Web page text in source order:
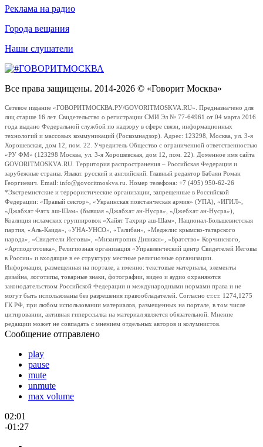
Реклама на радио
Города вещания
Наши слушатели
Все права защищены. 2014-2026 © «Говорит Москва»
Сетевое издание «ГОВОРИТМОСКВА.РУ/GOVORITMOSKVA.RU». Предназначено для
лиц старше 16 лет. Свидетельство о регистрации СМИ Эл № 77-64961 от 04 марта 2016
года выдано Федеральной службой по надзору в сфере связи, информационных
технологий и массовых коммуникаций (Роскомнадзор). Адрес: 123298, Москва, ул. 3-я
Хорошевская, дом 12, пом. 22. Учредитель Общество с ограниченной ответственностью
«РУ ФМ» (123298 Москва, ул. 3-я Хорошевская, дом 12, пом. 22). Доменное имя сайта
GOVORITMOSKVA.RU. Территория распространения – Российская Федерация и
зарубежные страны. Языки: русский и английский. Главный редактор Бабаян Роман
Георгиевич. Email: info@govoritmoskva.ru. Номер телефона: +7 (495) 950-62-26
*Экстремистские и террористические организации, запрещенные в Российской
Федерации: «Правый сектор», «Украинская повстанческая армия» (УПА), «ИГИЛ»,
«Джабхат Фатх аш-Шам» (бывшая «Джабхат ан-Нусра», «Джебхат ан-Нусра»),
Коалиция исламских группировок «Хайят Тахрир аш-Шам», Национал-Большевистская
партия, «Аль-Каида», «УНА-УНСО», «Талибан», «Меджлис крымско-татарского
народа», «Свидетели Иеговы», «Мизантропик Дивижн», «Братство» Корчинского,
«Артподготовка», Религиозная организация «Управленческий центр Свидетелей Иеговы
в России» и входящие в ее структуру местные религиозные организации.
Информация, размещенная на портале, а именно: текстовые материалы, элементы
дизайна, логотипы, товарные знаки, фотографии, видео и аудио охраняются
законодательством Российской Федерации и международными нормами права и не
могут быть использованы без разрешения правообладателей. Согласно ст.ст. 1274,1275
ГК РФ, при любом использовании материалов, размещенных на портале, в том числе
цитировании, активная гиперссылка на материал является обязательной. Мнение
редакции может не совпадать с мнением отдельных авторов и колумнистов.
Сообщение отправлено
play
pause
mute
unmute
max volume
02:01
-01:27